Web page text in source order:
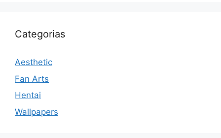
Categorias
Aesthetic
Fan Arts
Hentai
Wallpapers